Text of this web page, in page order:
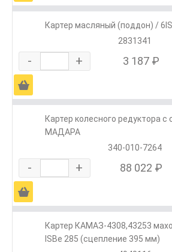
Картер масляный (поддон) /
2831341
- + 3 187 ₽
Ä
Картер колесного редуктора
МАДАРА
340-010-7264
- + 88 022 ₽
Ä
Картер КАМАЗ-4308,43253
ISBe 285 (сцепление 395 мм)